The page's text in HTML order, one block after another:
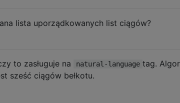
lista uporządkowanych list ciągów?
to zasługuje na natural-language tag.
sześć ciągów bełkotu.